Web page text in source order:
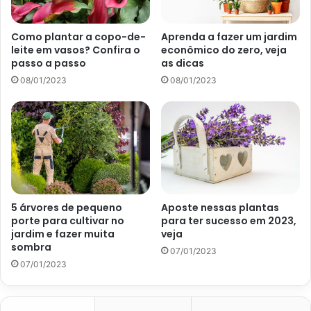
concede uma sensação de bem estar aos seus moradores.
Imagem: site Globo
Para que um jardim possa expressar boas sensações é
Como plantar a copo-de-
leite em vasos? Confira o
passo a passo
08/01/2023
Aprenda a fazer um jardim
econômico do zero, veja
as dicas
08/01/2023
5 árvores de pequeno
porte para cultivar no
jardim e fazer muita
sombra
07/01/2023
Aposte nessas plantas
para ter sucesso em 2023,
veja
07/01/2023